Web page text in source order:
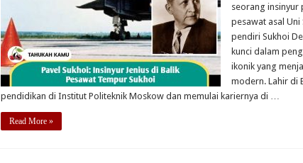
seorang insinyur
pesawat asal Uni
pendiri Sukhoi
kunci dalam
ikonik yang
modern. Lahir di
pendidikan di Institut Politeknik Moskow dan memulai kariernya di …
Read More »